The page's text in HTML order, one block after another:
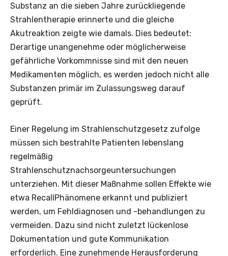
Substanz an die sieben Jahre zurückliegende
Strahlentherapie erinnerte und die gleiche
Akutreaktion zeigte wie damals. Dies bedeutet:
Derartige unangenehme oder möglicherweise
gefährliche Vorkommnisse sind mit den neuen
Medikamenten möglich, es werden jedoch nicht alle
Substanzen primär im Zulassungsweg darauf
geprüft.
Einer Regelung im Strahlenschutzgesetz zufolge
müssen sich bestrahlte Patienten lebenslang
regelmäßig
Strahlenschutznachsorgeuntersuchungen
unterziehen. Mit dieser Maßnahme sollen Effekte wie
etwa RecallPhänomene erkannt und publiziert
werden, um Fehldiagnosen und -behandlungen zu
vermeiden. Dazu sind nicht zuletzt lückenlose
Dokumentation und gute Kommunikation
erforderlich. Eine zunehmende Herausforderung